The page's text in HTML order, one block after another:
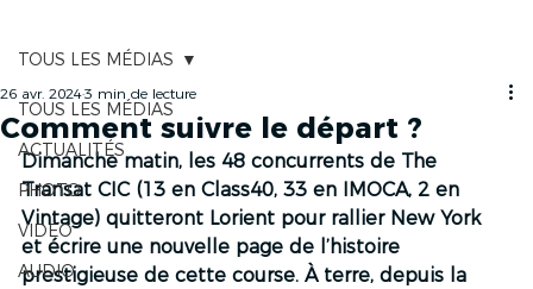
TOUS LES MÉDIAS
ACTUALITÉS
PHOTO
VIDÉO
AUDIO
TOUS LES MÉDIAS
Comment suivre le départ ?
26 avr. 20243 min de lecture
Dimanche matin, les 48 concurrents de The
Transat CIC (13 en Class40, 33 en IMOCA, 2 en
Vintage) quitteront Lorient pour rallier New York
et écrire une nouvelle page de l’histoire
prestigieuse de cette course. À terre, depuis la